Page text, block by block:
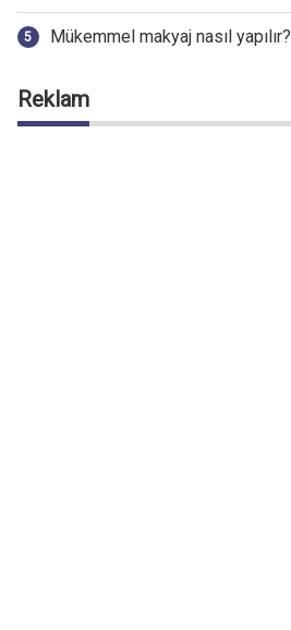
Mükemmel makyaj nasıl yapılır?
Reklam